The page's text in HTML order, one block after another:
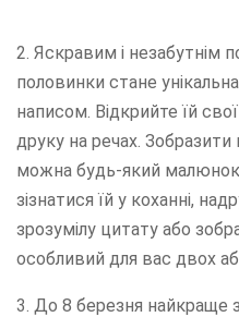
2. Яскравим і незабутнім
половинки стане
написом. Відкрийте їй
друку на речах. Зобразити
можна будь-який
зізнатися їй у коханні,
зрозумілу цитату або
особливий для вас двох
3. До 8 березня найкраще